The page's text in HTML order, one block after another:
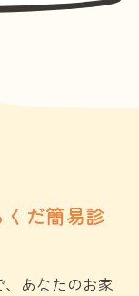
だ簡易診
あなたのお家